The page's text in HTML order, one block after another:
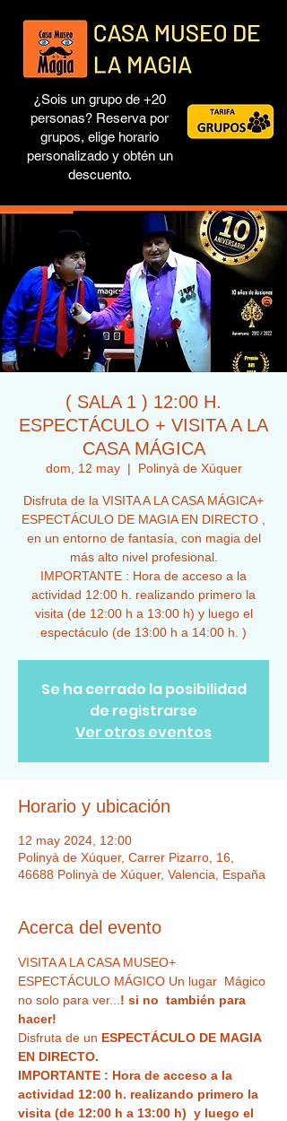
¿Sois un grupo de +20
personas? Reserva por
grupos, elige horario
personalizado y obtén un
descuento.
( SALA 1 ) 12:00 H.
ESPECTÁCULO + VISITA A LA
CASA MÁGICA
dom, 12 may
  |
Polinyà de Xúquer
Disfruta de la VISITA A LA CASA MÁGICA+
ESPECTÁCULO DE MAGIA EN DIRECTO ,
en un entorno de fantasía, con magia del
más alto nivel profesional.
IMPORTANTE : Hora de acceso a la
actividad 12:00 h. realizando primero la
visita (de 12:00 h a 13:00 h) y luego el
espectáculo (de 13:00 h a 14:00 h. )
Se ha cerrado la posibilidad
de registrarse
Ver otros eventos
Horario y ubicación
12 may 2024, 12:00
Polinyà de Xúquer, Carrer Pizarro, 16,
46688 Polinyà de Xúquer, Valencia, España
Acerca del evento
VISITA A LA CASA MUSEO+
ESPECTÁCULO MÁGICO Un lugar  Mágico
no solo para ver... ! si no  también para
hacer!
Disfruta de un ESPECTÁCULO DE MAGIA
EN DIRECTO.
IMPORTANTE : Hora de acceso a la
actividad 12:00 h. realizando primero la
visita (de 12:00 h a 13:00 h)  y luego el